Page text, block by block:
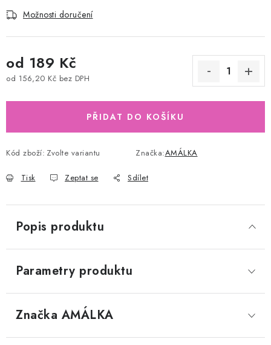
Možnosti doručení
od 189 Kč
od 156,20 Kč bez DPH
PŘIDAT DO KOŠÍKU
Kód zboží: Zvolte variantu Značka:AMÁLKA
Tisk Zeptat se Sdílet
Popis produktu
Parametry produktu
Značka AMÁLKA